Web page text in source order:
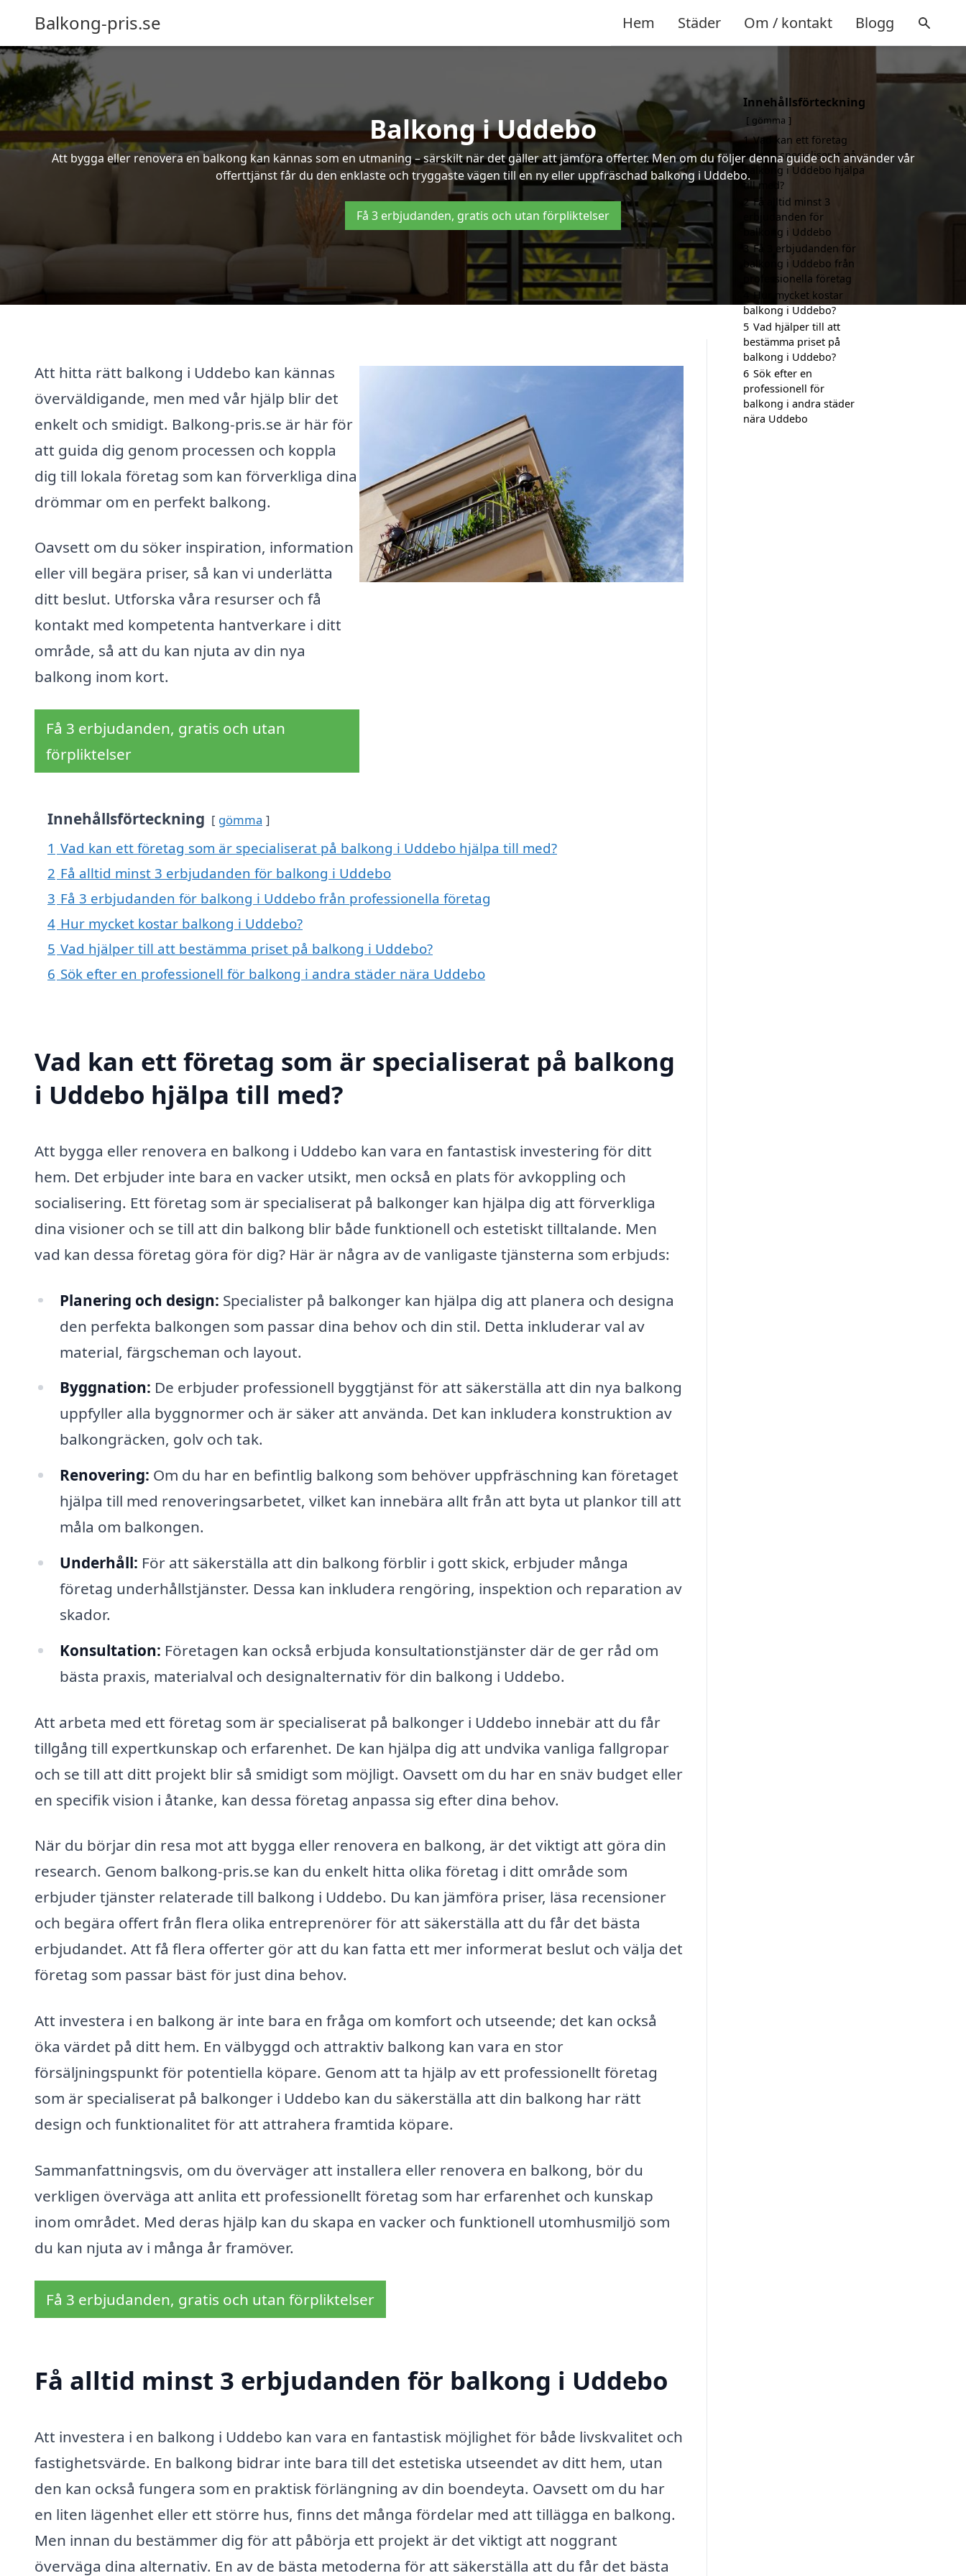
Balkong-pris.se Hem Städer Om / kontakt Blogg
Balkong i Uddebo
Att bygga eller renovera en balkong kan kännas som en utmaning – särskilt när det gäller att jämföra offerter. Men om du följer denna guide och använder vår
offerttjänst får du den enklaste och tryggaste vägen till en ny eller uppfräschad balkong i Uddebo.
Få 3 erbjudanden, gratis och utan förpliktelser
Att hitta rätt balkong i Uddebo kan kännas
överväldigande, men med vår hjälp blir det
enkelt och smidigt. Balkong-pris.se är här för
att guida dig genom processen och koppla
dig till lokala företag som kan förverkliga dina
drömmar om en perfekt balkong.
Oavsett om du söker inspiration, information
eller vill begära priser, så kan vi underlätta
ditt beslut. Utforska våra resurser och få
kontakt med kompetenta hantverkare i ditt
område, så att du kan njuta av din nya
balkong inom kort.
Få 3 erbjudanden, gratis och utan
förpliktelser
Innehållsförteckning gömma
1 Vad kan ett företag som är specialiserat på balkong i Uddebo hjälpa till med?
2 Få alltid minst 3 erbjudanden för balkong i Uddebo
3 Få 3 erbjudanden för balkong i Uddebo från professionella företag
4 Hur mycket kostar balkong i Uddebo?
5 Vad hjälper till att bestämma priset på balkong i Uddebo?
6 Sök efter en professionell för balkong i andra städer nära Uddebo
Vad kan ett företag som är specialiserat på balkong
i Uddebo hjälpa till med?
Att bygga eller renovera en balkong i Uddebo kan vara en fantastisk investering för ditt
hem. Det erbjuder inte bara en vacker utsikt, men också en plats för avkoppling och
socialisering. Ett företag som är specialiserat på balkonger kan hjälpa dig att förverkliga
dina visioner och se till att din balkong blir både funktionell och estetiskt tilltalande. Men
vad kan dessa företag göra för dig? Här är några av de vanligaste tjänsterna som erbjuds:
Planering och design: Specialister på balkonger kan hjälpa dig att planera och designa
den perfekta balkongen som passar dina behov och din stil. Detta inkluderar val av
material, färgscheman och layout.
Byggnation: De erbjuder professionell byggtjänst för att säkerställa att din nya balkong
uppfyller alla byggnormer och är säker att använda. Det kan inkludera konstruktion av
balkongräcken, golv och tak.
Renovering: Om du har en befintlig balkong som behöver uppfräschning kan företaget
hjälpa till med renoveringsarbetet, vilket kan innebära allt från att byta ut plankor till att
måla om balkongen.
Underhåll: För att säkerställa att din balkong förblir i gott skick, erbjuder många
företag underhållstjänster. Dessa kan inkludera rengöring, inspektion och reparation av
skador.
Konsultation: Företagen kan också erbjuda konsultationstjänster där de ger råd om
bästa praxis, materialval och designalternativ för din balkong i Uddebo.
Att arbeta med ett företag som är specialiserat på balkonger i Uddebo innebär att du får
tillgång till expertkunskap och erfarenhet. De kan hjälpa dig att undvika vanliga fallgropar
och se till att ditt projekt blir så smidigt som möjligt. Oavsett om du har en snäv budget eller
en specifik vision i åtanke, kan dessa företag anpassa sig efter dina behov.
När du börjar din resa mot att bygga eller renovera en balkong, är det viktigt att göra din
research. Genom balkong-pris.se kan du enkelt hitta olika företag i ditt område som
erbjuder tjänster relaterade till balkong i Uddebo. Du kan jämföra priser, läsa recensioner
och begära offert från flera olika entreprenörer för att säkerställa att du får det bästa
erbjudandet. Att få flera offerter gör att du kan fatta ett mer informerat beslut och välja det
företag som passar bäst för just dina behov.
Att investera i en balkong är inte bara en fråga om komfort och utseende; det kan också
öka värdet på ditt hem. En välbyggd och attraktiv balkong kan vara en stor
försäljningspunkt för potentiella köpare. Genom att ta hjälp av ett professionellt företag
som är specialiserat på balkonger i Uddebo kan du säkerställa att din balkong har rätt
design och funktionalitet för att attrahera framtida köpare.
Sammanfattningsvis, om du överväger att installera eller renovera en balkong, bör du
verkligen överväga att anlita ett professionellt företag som har erfarenhet och kunskap
inom området. Med deras hjälp kan du skapa en vacker och funktionell utomhusmiljö som
du kan njuta av i många år framöver.
Få 3 erbjudanden, gratis och utan förpliktelser
Få alltid minst 3 erbjudanden för balkong i Uddebo
Att investera i en balkong i Uddebo kan vara en fantastisk möjlighet för både livskvalitet och
fastighetsvärde. En balkong bidrar inte bara till det estetiska utseendet av ditt hem, utan
den kan också fungera som en praktisk förlängning av din boendeyta. Oavsett om du har
en liten lägenhet eller ett större hus, finns det många fördelar med att tillägga en balkong.
Men innan du bestämmer dig för att påbörja ett projekt är det viktigt att noggrant
överväga dina alternativ. En av de bästa metoderna för att säkerställa att du får det bästa
Innehållsförteckning
gömma
1 Vad kan ett företag
som är specialiserat på
balkong i Uddebo hjälpa
till med?
2 Få alltid minst 3
erbjudanden för
balkong i Uddebo
3 Få 3 erbjudanden för
balkong i Uddebo från
professionella företag
Hur mycket kostar
balkong i Uddebo?
5 Vad hjälper till att
bestämma priset på
balkong i Uddebo?
6 Sök efter en
professionell för
balkong i andra städer
nära Uddebo